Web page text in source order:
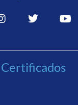
Certificados